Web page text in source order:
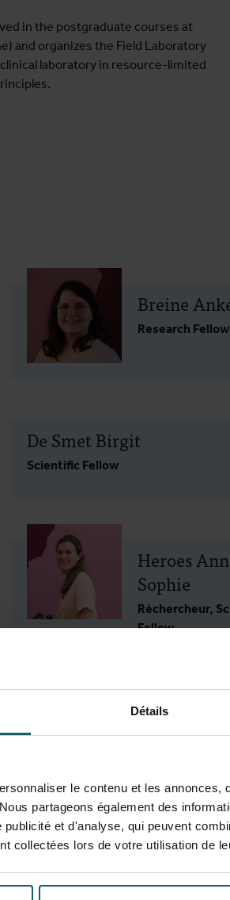
Détails
le contenu et les
partageons également des
et d'analyse, qui peuvent
collectées lors de votre utilisation de
in the postgraduate courses at
and organizes the Field Laboratory
laboratory in resource-limited
Breine
Research Fellow
De Smet Birgit
Scientific Fellow
Heroes
Sophie
Réchercheur,
Fellow
Vermoesen Tine